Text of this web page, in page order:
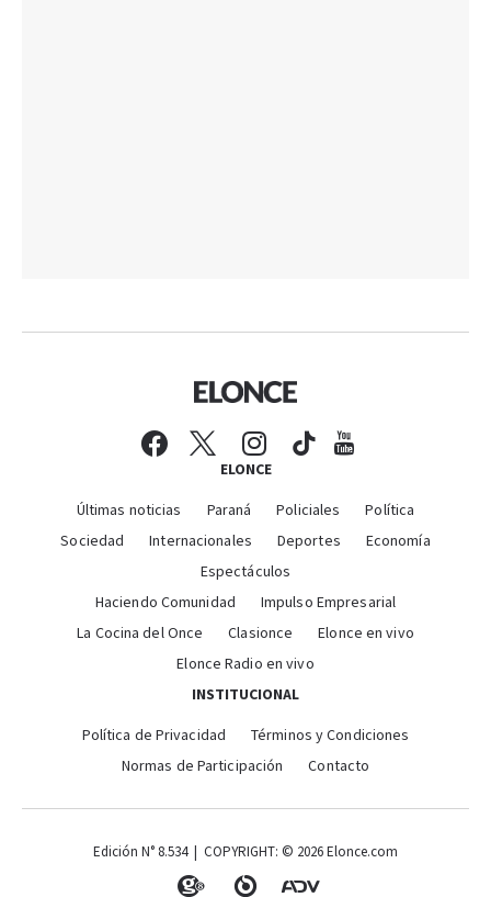
ELONCE
Últimas noticias Paraná Policiales
Política
Sociedad
Internacionales Deportes
Economía
Espectáculos
Haciendo Comunidad
Impulso Empresarial
La Cocina del Once
Clasionce
Elonce en vivo
Elonce Radio en vivo
INSTITUCIONAL
Política de Privacidad
Términos y Condiciones
Normas de Participación
Contacto
Edición N° 8.534 | COPYRIGHT: © 2026 Elonce.com